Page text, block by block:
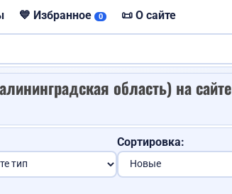
Куплю видеокарту
Продам корову
💙 Избранное 0 📜 О сайте
область) на сайте
Сортировка: